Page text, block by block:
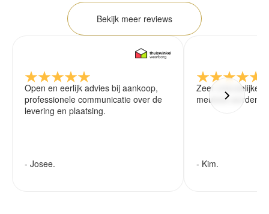
Bekijk meer reviews
Open en eerlijk advies bij aankoop,
professionele communicatie over de
levering en plaatsing.
- Josee.
Zeer vriendelijke
meubels worden
- Kim.